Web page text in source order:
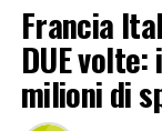
Francia
DUE
milioni di